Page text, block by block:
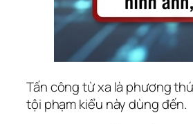
Tấn công từ xa là phương
tội phạm kiểu này dùng đến.